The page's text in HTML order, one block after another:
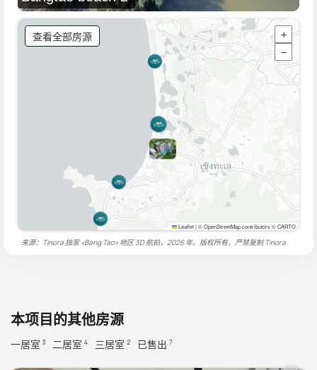
查看全部房源
+
−
Leaflet|© OpenStreetMap contributors © CARTO
来源：Tinora 独家 «Bang Tao» 地区 3D 航拍，2026 年。版权所有。严禁复制Tinora
本项目的其他房源
一居室 3 二居室 4 三居室 2 已售出 7